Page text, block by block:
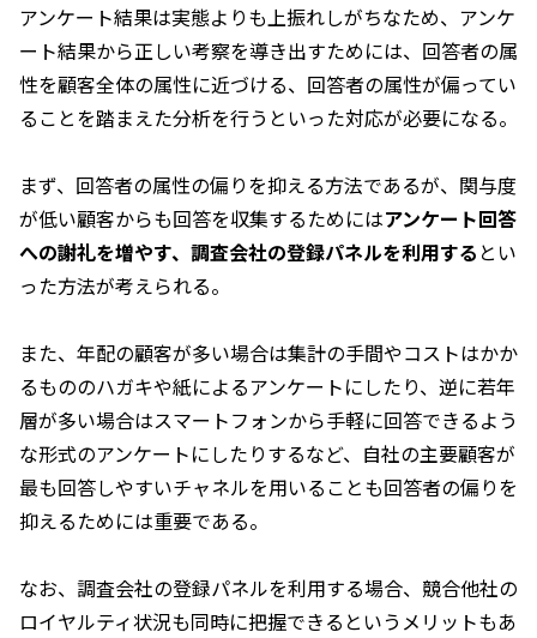
アンケート結果は実態よりも上振れしがちなため、アンケ
ート結果から正しい考察を導き出すためには、回答者の属
性を顧客全体の属性に近づける、回答者の属性が偏ってい
ることを踏まえた分析を行うといった対応が必要になる。
まず、回答者の属性の偏りを抑える方法であるが、関与度
が低い顧客からも回答を収集するためにはアンケート回答
への謝礼を増やす、調査会社の登録パネルを利用する とい
った方法が考えられる。
また、年配の顧客が多い場合は集計の手間やコストはかか
るもののハガキや紙によるアンケートにしたり、逆に若年
層が多い場合はスマートフォンから手軽に回答できるよう
な形式のアンケートにしたりするなど、自社の主要顧客が
最も回答しやすいチャネルを用いることも回答者の偏りを
抑えるためには重要である。
なお、調査会社の登録パネルを利用する場合、競合他社の
ロイヤルティ状況も同時に把握できるというメリットもあ